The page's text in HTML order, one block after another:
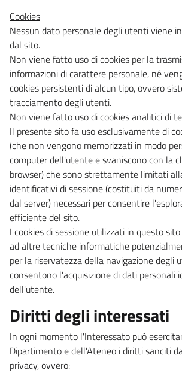
Cookies
Nessun dato personale degli utenti viene
dal sito.
Non viene fatto uso di cookies per la
informazioni di carattere personale, né
cookies persistenti di alcun tipo, ovvero
tracciamento degli utenti.
Non viene fatto uso di cookies analitici di
Il presente sito fa uso esclusivamente di
(che non vengono memorizzati in modo
computer dell'utente e svaniscono con la
browser) che sono strettamente limitati
identificativi di sessione (costituiti da
dal server) necessari per consentire
efficiente del sito.
I cookies di sessione utilizzati in questo
ad altre tecniche informatiche
per la riservatezza della navigazione degli
consentono l'acquisizione di dati personali
dell'utente.
Diritti degli interessati
In ogni momento l'Interessato può
Dipartimento e dell'Ateneo i diritti sanciti
privacy, ovvero: